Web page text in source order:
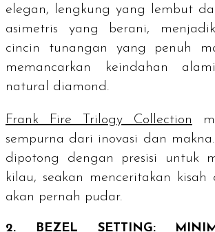
elegan, lengkung yang lembut
asimetris yang berani,
cincin tunangan yang penuh
memancarkan keindahan
natural diamond .
Frank Fire Trilogy Collection
sempurna dari inovasi dan
dipotong dengan presisi untuk
kilau, seakan menceritakan
akan pernah pudar.
2. BEZEL SETTING: